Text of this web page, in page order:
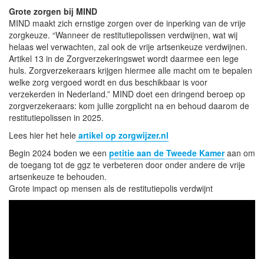
Grote zorgen bij MIND
MIND maakt zich ernstige zorgen over de inperking van de vrije
zorgkeuze. “Wanneer de restitutiepolissen verdwijnen, wat wij
helaas wel verwachten, zal ook de vrije artsenkeuze verdwijnen.
Artikel 13 in de Zorgverzekeringswet wordt daarmee een lege
huls. Zorgverzekeraars krijgen hiermee alle macht om te bepalen
welke zorg vergoed wordt en dus beschikbaar is voor
verzekerden in Nederland.” MIND doet een dringend beroep op
zorgverzekeraars: kom jullie zorgplicht na en behoud daarom de
restitutiepolissen in 2025.
Lees hier het hele artikel op zorgwijzer.nl
Begin 2024 boden we een petitie aan de Tweede Kameraan om
de toegang tot de ggz te verbeteren door onder andere de vrije
artsenkeuze te behouden.
Grote impact op mensen als de restitutiepolis verdwijnt